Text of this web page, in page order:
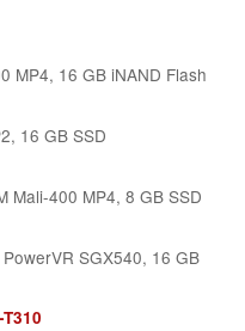
MP4, 16 GB iNAND Flash
16 GB SSD
Mali-400 MP4, 8 GB SSD
SGX540, 16 GB